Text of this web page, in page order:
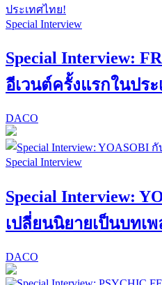
Special Interview
Special Interview:
อีเวนต์ครั้งแรกในประ
DACO
Special Interview
Special Interview:
เปลี่ยนนิยายเป็นบทเพ
DACO